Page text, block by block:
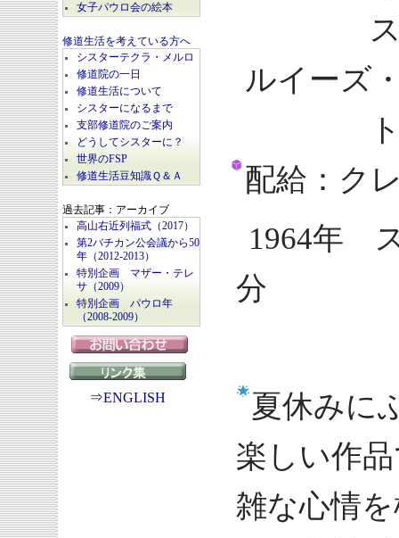
女子パウロ会の絵本
修道生活を考えている方へ
シスターテクラ・メルロ
修道院の一日
修道生活について
シスターになるまで
支部修道院のご案内
どうしてシスターに？
世界のFSP
修道生活豆知識Ｑ＆Ａ
過去記事：アーカイブ
高山右近列福式（2017）
第2バチカン公会議から50
年（2012-2013）
特別企画 マザー・テレ
サ（2009）
特別企画 パウロ年
（2008-2009）
⇒ENGLISH
ステフ
ルイーズ
トシュ
配給：ク
1964年
分
夏休みに
楽しい作
雑な心情